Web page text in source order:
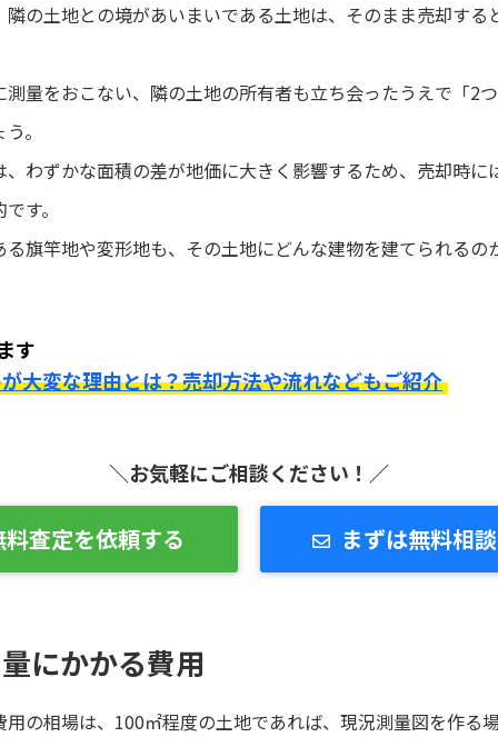
の土地との境があいまいである土地は、そのまま売却する
量をおこない、隣の土地の所有者も立ち会ったうえで「2
。
わずかな面積の差が地価に大きく影響するため、売却時に
す。
旗竿地や変形地も、その土地にどんな建物を建てられるの
す
大変な理由とは？売却方法や流れなどもご紹介
＼お気軽にご相談ください！／
料査定を依頼する まずは無料相
にかかる費用
の相場は、100㎡程度の土地であれば、現況測量図を作る